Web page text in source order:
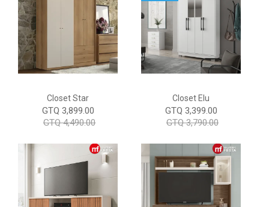
Closet Star
GTQ 3,899.00
GTQ 4,490.00
Closet Elu
GTQ 3,399.00
GTQ 3,790.00